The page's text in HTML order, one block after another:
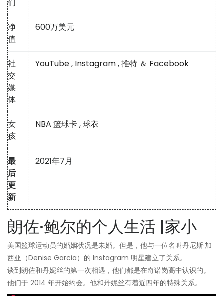
们
净
值
600万美元
社
交
媒
体
YouTube, Instagram,推特 ＆ Facebook
女
孩
NBA 篮球卡,球衣
最
后
更
新
2021年7月
朗佐·鲍尔的个人生活 |家小
美国篮球运动员的婚姻状况是未婚。但是，他与一位名叫丹尼斯·加
西亚（Denise Garcia）的 Instagram 明星建立了关系。
谈到朗佐和丹妮丝的第一次相遇，他们都是在奇诺岗高中认识的。
他们于 2014 年开始约会。他和丹妮丝有着近四年的特殊关系。